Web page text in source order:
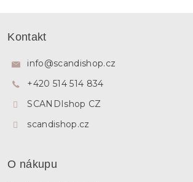
Kontakt
info@scandishop.cz
+420 514 514 834
SCANDIshop CZ
scandishop.cz
O nákupu